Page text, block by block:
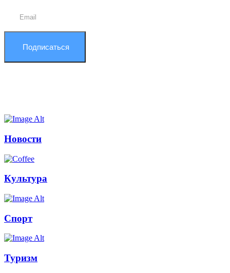
Подписаться
Новости
Культура
Спорт
Туризм